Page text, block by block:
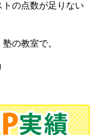
の点数が足りない
の教室で。